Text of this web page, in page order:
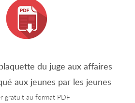
du juge aux affaires
aux jeunes par les jeunes
gratuit au format PDF